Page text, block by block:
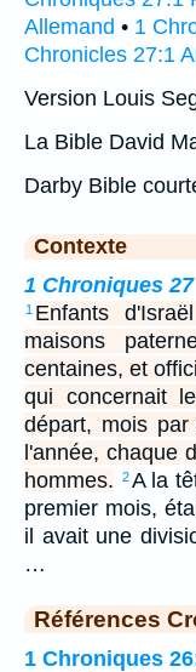
Allemand • 1
Chronicles 27:1
Version Louis
La Bible David
Darby Bible
Contexte
1 Chroniques 27
1 Enfants
maisons
centaines, et
qui concernait
départ, mois
l'année, chaque
hommes.
2 A la
premier mois,
il avait une
…
Références
1 Chroniques